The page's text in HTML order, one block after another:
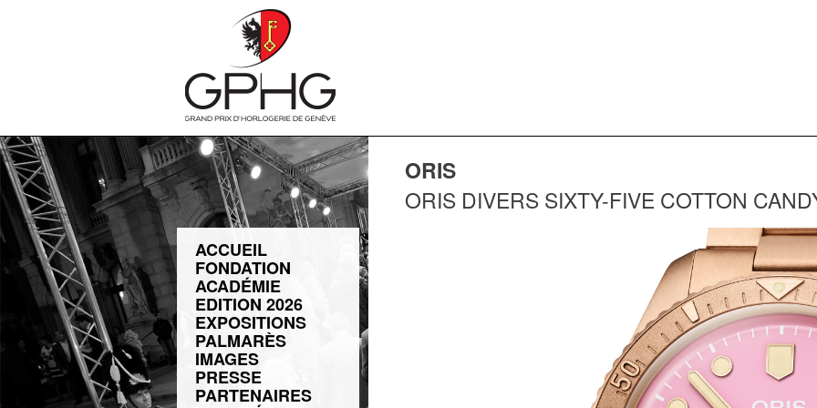
ACCUEIL
FONDATION
ACADÉMIE
EDITION 2026
EXPOSITIONS
PALMARÈS
IMAGES
PRESSE
PARTENAIRES
ORIS
ORIS DIVERS SIXTY-FIVE COTTON